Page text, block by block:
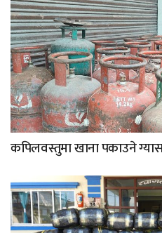
कपिलवस्तुमा खाना पकाउने